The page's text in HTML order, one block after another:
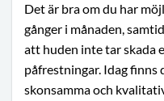
Det är bra om du har
gånger i månaden,
att huden inte tar skada
påfrestningar. Idag
skonsamma och